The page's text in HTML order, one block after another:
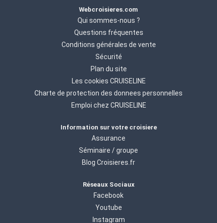
Webcroisieres.com
Qui sommes-nous ?
Questions fréquentes
Conditions générales de vente
Sécurité
Plan du site
Les cookies CRUISELINE
Charte de protection des donnees personnelles
Emploi chez CRUISELINE
Information sur votre croisiere
Assurance
Séminaire / groupe
Blog Croisieres.fr
Réseaux Sociaux
Facebook
Youtube
Instagram